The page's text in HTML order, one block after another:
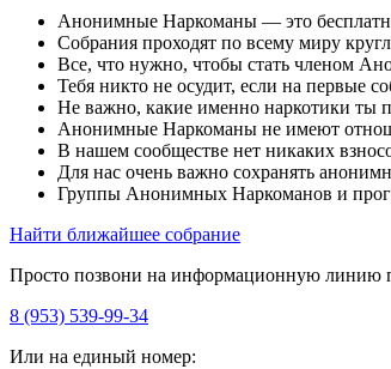
Анонимные Наркоманы — это
Собрания проходят по всему миру
Все, что нужно, чтобы стать членом
Тебя никто не осудит, если на первые
Не важно, какие именно наркотики ты
Анонимные Наркоманы не имеют
В нашем сообществе нет никаких
Для нас очень важно сохранять
Группы Анонимных Наркоманов и
Найти ближайшее собрание
Просто позвони на информационную линию
8 (953) 539-99-34
Или на единый номер: